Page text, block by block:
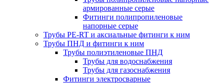
армированные серые
Фитинги полипропиленовые
напорные серые
Трубы PE-RT и аксиальные фитинги к ним
Трубы ПНД и фитинги к ним
Трубы полиэтиленовые ПНД
Трубы для водоснабжения
Трубы для газоснабжения
Фитинги электросварные